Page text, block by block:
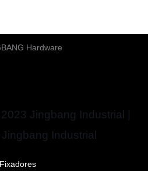
Jingbang Industrial |
Industrial
Fixadores